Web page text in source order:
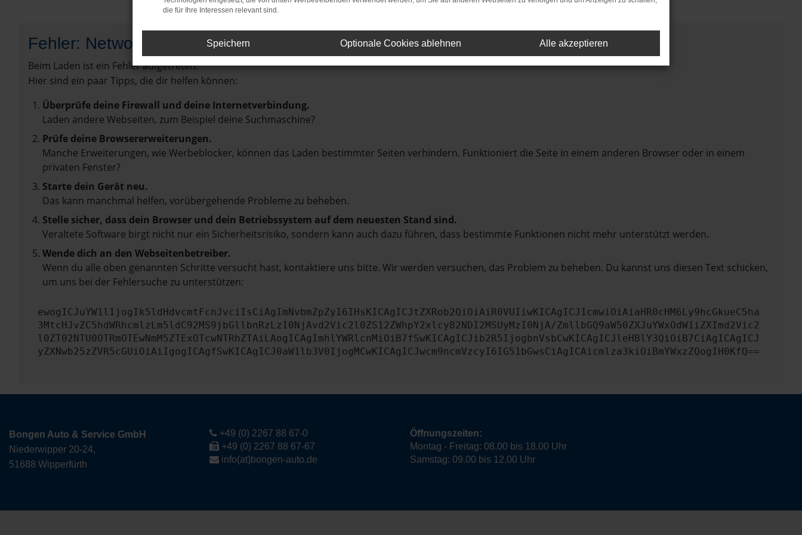
Fehler: Network Error
Beim Laden ist ein Fehler aufgetreten.
Hier sind ein paar Tipps, die dir helfen können:
Überprüfe deine Firewall und deine Internetverbindung.
Laden andere Webseiten, zum Beispiel deine Suchmaschine?
Prüfe deine Browsererweiterungen.
Manche Erweiterungen, wie Werbeblocker, können das Laden bestimmter Seiten verhindern. Funktioniert die Seite in einem anderen Browser oder in einem
privaten Fenster?
Starte dein Gerät neu.
Das kann manchmal helfen, vorübergehende Probleme zu beheben.
Stelle sicher, dass dein Browser und dein Betriebssystem auf dem neuesten Stand sind.
Veraltete Software birgt nicht nur ein Sicherheitsrisiko, sondern kann auch dazu führen, dass bestimmte Funktionen nicht mehr unterstützt werden.
Wende dich an den Webseitenbetreiber.
Wenn du alle oben genannten Schritte versucht hast, kontaktiere uns bitte. Wir werden versuchen, das Problem zu beheben. Du kannst uns diesen Text schicken,
um uns bei der Fehlersuche zu unterstützen:
ewogICJuYW1lIjogIk5ldHdvcmtFcnJvciIsCiAgImNvbmZpZyI6IHsKICAgICJtZXRob2QiOiAiR0VUIiwKICAgICJ1cmwiOiAiaHR0cHM6Ly9hcGkueC5ha
3MtcHJvZC5hdWRhcmlzLm5ldC92MS9jbGllbnRzLzI0NjAvd2Vic2l0ZS12ZWhpY2xlcy82NDI2MSUyMzI0NjA/ZmllbGQ9aW50ZXJuYWxOdW1iZXImd2Vic2
l0ZT02NTU0OTRmOTEwNmM5ZTExOTcwNTRhZTAiLAogICAgImhlYWRlcnMiOiB7fSwKICAgICJib2R5IjogbnVsbCwKICAgICJleHBlY3QiOiB7CiAgICAgICJ
yZXNwb25zZVR5cGUiOiAiIgogICAgfSwKICAgICJ0aW1lb3V0IjogMCwKICAgICJwcm9ncmVzcyI6IG51bGwsCiAgICAicmlza3kiOiBmYWxzZQogIH0KfQ==
Bongen Auto & Service GmbH
Niederwipper 20-24,
51688 Wipperfürth
+49 (0) 2267 88 67-0
+49 (0) 2267 88 67-67
info(at)bongen-auto.de
Öffnungszeiten:
Montag - Freitag: 08.00 bis 18.00 Uhr
Samstag: 09.00 bis 12.00 Uhr
die für Ihre Interessen relevant sind.
Speichern Optionale Cookies ablehnen Alle akzeptieren